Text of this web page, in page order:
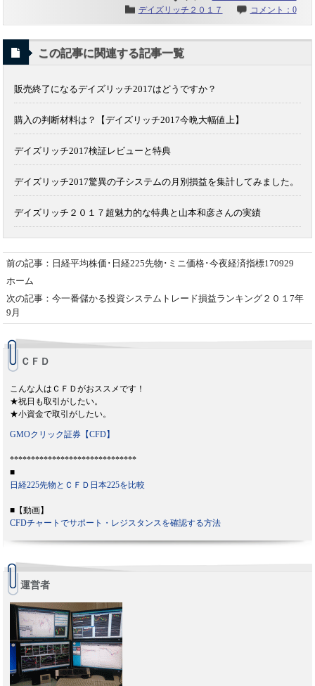
デイズリッチ２０１７
コメント：0
この記事に関連する記事一覧
販売終了になるデイズリッチ2017はどうですか？
購入の判断材料は？【デイズリッチ2017今晩大幅値上】
デイズリッチ2017検証レビューと特典
デイズリッチ2017驚異の子システムの月別損益を集計してみました。
デイズリッチ２０１７超魅力的な特典と山本和彦さんの実績
前の記事：日経平均株価･日経225先物･ミニ価格･今夜経済指標170929
ホーム
次の記事：今一番儲かる投資システムトレード損益ランキング２０１7年
9月
ＣＦＤ
こんな人はＣＦＤがおススメです！
★祝日も取引がしたい。
★小資金で取引がしたい。
GMOクリック証券【CFD】
******************************
■
日経225先物とＣＦＤ日本225を比較
■【動画】
CFDチャートでサポート・レジスタンスを確認する方法
運営者